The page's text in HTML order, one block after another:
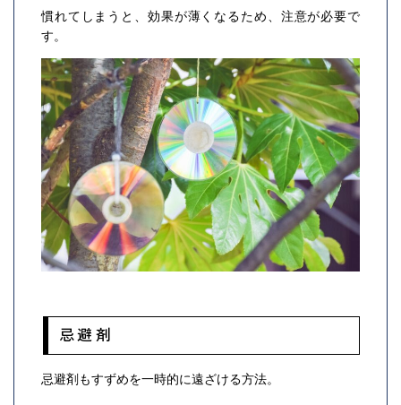
慣れてしまうと、効果が薄くなるため、注意が必要で
す。
忌避剤
忌避剤もすずめを一時的に遠ざける方法。